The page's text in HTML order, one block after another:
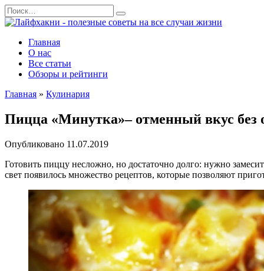
Перейти
к
содержанию
Search
for:
Главная
О нас
Все статьи
Обзоры и рейтинги
Главная » Кулинария
Пицца «Минутка»– отменный вкус без
Опубликовано 11.07.2019
Готовить пиццу несложно, но достаточно долго: нужно
свет появилось множество рецептов, которые позволяют